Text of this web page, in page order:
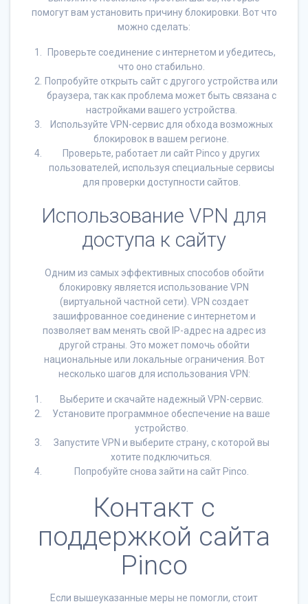
помогут вам установить причину блокировки. Вот что
можно сделать:
Проверьте соединение с интернетом и убедитесь,
что оно стабильно.
Попробуйте открыть сайт с другого устройства или
браузера, так как проблема может быть связана с
настройками вашего устройства.
Используйте VPN-сервис для обхода возможных
блокировок в вашем регионе.
Проверьте, работает ли сайт Pinco у других
пользователей, используя специальные сервисы
для проверки доступности сайтов.
Использование VPN для
доступа к сайту
Одним из самых эффективных способов обойти
блокировку является использование VPN
(виртуальной частной сети). VPN создает
зашифрованное соединение с интернетом и
позволяет вам менять свой IP-адрес на адрес из
другой страны. Это может помочь обойти
национальные или локальные ограничения. Вот
несколько шагов для использования VPN:
Выберите и скачайте надежный VPN-сервис.
Установите программное обеспечение на ваше
устройство.
Запустите VPN и выберите страну, с которой вы
хотите подключиться.
Попробуйте снова зайти на сайт Pinco.
Контакт с
поддержкой сайта
Pinco
Если вышеуказанные меры не помогли, стоит